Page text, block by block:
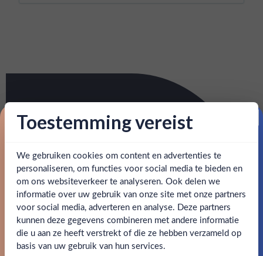
Ben jij 18 jaar of ouder?
Ja Nee
Toestemming vereist
We gebruiken cookies om content en advertenties te
personaliseren, om functies voor social media te bieden en
om ons websiteverkeer te analyseren. Ook delen we
informatie over uw gebruik van onze site met onze partners
voor social media, adverteren en analyse. Deze partners
kunnen deze gegevens combineren met andere informatie
die u aan ze heeft verstrekt of die ze hebben verzameld op
basis van uw gebruik van hun services.
Proost op je eerste korting!
Schrijf je in en ontvang direct 5% korting op je eerste
bestelling.
Email
Claim mijn korting